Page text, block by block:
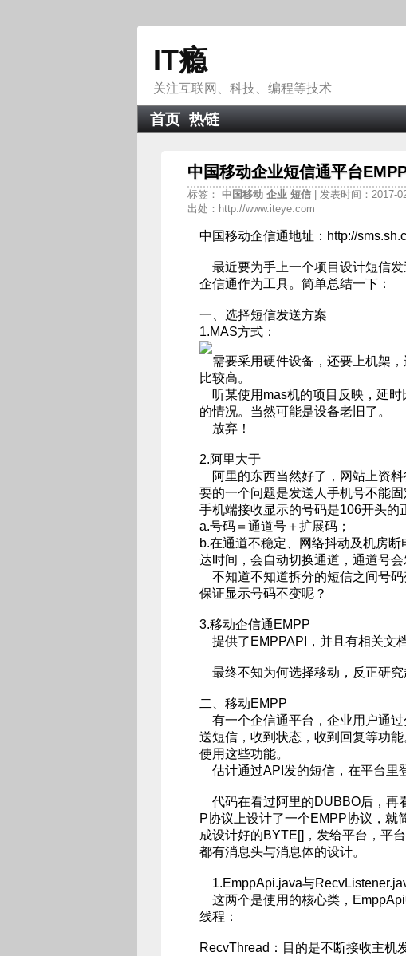
IT瘾
关注互联网、科技、编程等技术
首页 热链
中国移动企业短信通平台
标签： 中国移动 企业 短信
| 发表时间：2017-
出处：http://www.iteye.com
中国移动企信通地址：http://
最近要为手上一个项目设计短信
企信通作为工具。简单总结一下：
一、选择短信发送方案
1.MAS方式：
需要采用硬件设备，还要上机架
比较高。
听某使用mas机的项目反映，延时
的情况。当然可能是设备老旧了。
放弃！
2.阿里大于
阿里的东西当然好了，网站上资
要的一个问题是发送人手机号不能固
手机端接收显示的号码是106开头的
a.号码＝通道号＋扩展码；
b.在通道不稳定、网络抖动及机房
达时间，会自动切换通道，通道号会
不知道不知道拆分的短信之间号码
保证显示号码不变呢？
3.移动企信通EMPP
提供了EMPPAPI，并且有相关文
最终不知为何选择移动，反正研究
二、移动EMPP
有一个企信通平台，企业用户通
送短信，收到状态，收到回复等功
使用这些功能。
估计通过API发的短信，在平台里
代码在看过阿里的DUBBO后，再
P协议上设计了一个EMPP协议，就
成设计好的BYTE[]，发给平台，平
都有消息头与消息体的设计。
1.EmppApi.java与
这两个是使用的核心类，
线程：
RecvThread：目的是不断接收主机